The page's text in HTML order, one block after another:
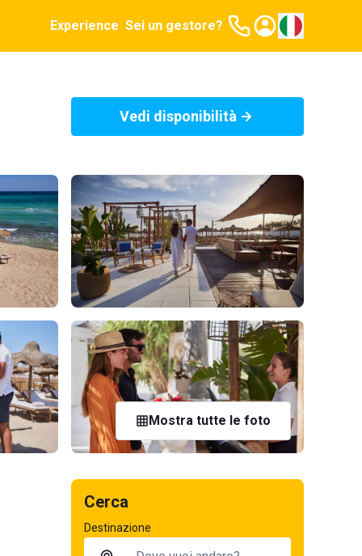
Experience Sei un gestore?
Vedi disponibilità
Mostra tutte le foto
Cerca
Destinazione